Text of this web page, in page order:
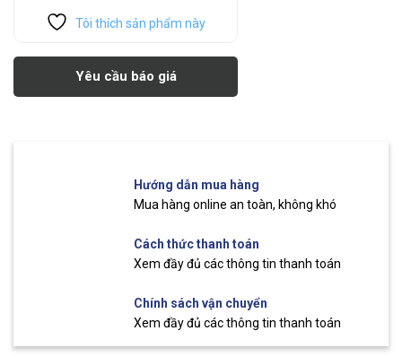
Tôi thích sản phẩm này
Yêu cầu báo giá
Hướng dẫn mua hàng
Mua hàng online an toàn, không khó
Cách thức thanh toán
Xem đầy đủ các thông tin thanh toán
Chính sách vận chuyển
Xem đầy đủ các thông tin thanh toán